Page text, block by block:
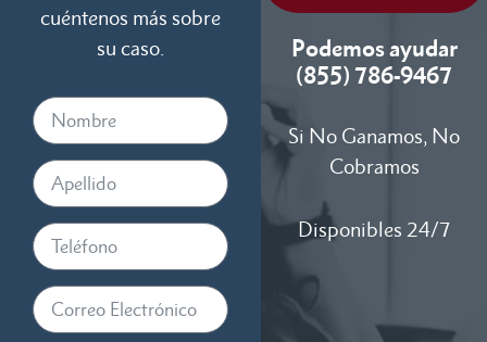
cuéntenos más sobre
su caso.
Podemos ayudar
(855) 786-9467
Si No Ganamos, No
Cobramos
Disponibles 24/7